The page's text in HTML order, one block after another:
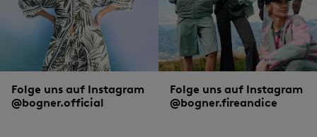
Folge uns auf Instagram
@bogner.official
Folge uns auf Instagram
@bogner.fireandice